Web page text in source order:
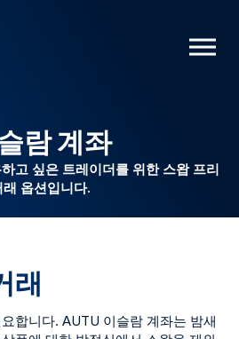
람 계좌
고 싶은 트레이더를 위한 스왑 프리
래 옵션입니다.
래
합니다. AUTU 이슬람 계좌는 밤새